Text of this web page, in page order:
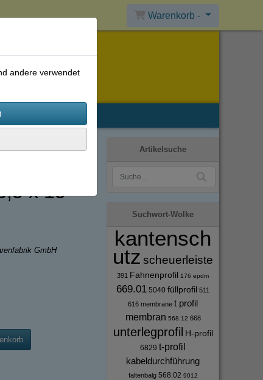
Warenkorb -
x 15
GmbH
Artikelsuche
Suchwort-Wolke
kantensch
utz scheuerleiste
391 Fahnenprofil 176 epdm
669.01 5040 füllprofil 511
616 membrane t profil
membran 568.12 668
unterlegprofil H-profil
6829 t-profil
kabeldurchführung
faltenbalg 568.02 9012
andere verwendet